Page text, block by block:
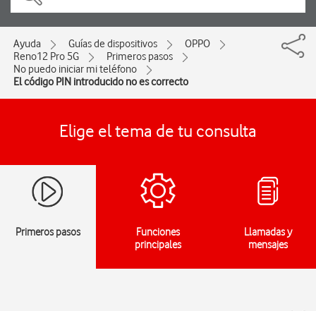
Ayuda Guías de dispositivos
OPPO
Reno12 Pro 5G
Primeros pasos
No puedo iniciar mi teléfono
El código PIN introducido no es correcto
Elige el tema de tu consulta
Primeros pasos
Funciones
principales
Llamadas y
mensajes